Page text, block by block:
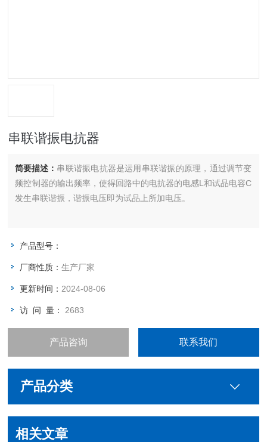
串联谐振电抗器
简要描述： 串联谐振电抗器是运用串联谐振的原理，通过调节变
频控制器的输出频率，使得回路中的电抗器的电感L和试品电容C
发生串联谐振，谐振电压即为试品上所加电压。
产品型号：
厂商性质：生产厂家
更新时间： 2024-08-06
访 问 量： 2683
产品咨询 联系我们
产品分类
相关文章